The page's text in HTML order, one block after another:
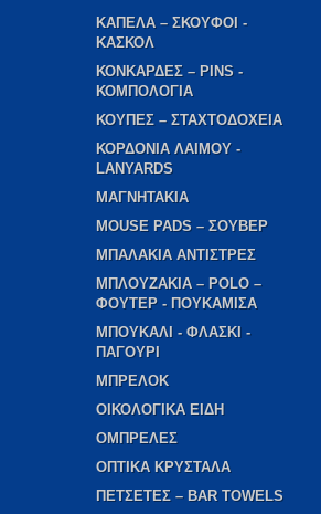
ΚΑΠΕΛΑ – ΣΚΟΥΦΟΙ -
ΚΑΣΚΟΛ
ΚΟΝΚΑΡΔΕΣ – PINS -
ΚΟΜΠΟΛΟΓΙΑ
ΚΟΥΠΕΣ – ΣΤΑΧΤΟΔΟΧΕΙΑ
ΚΟΡΔΟΝΙΑ ΛΑΙΜΟΥ -
LANYARDS
ΜΑΓΝΗΤΑΚΙΑ
MOUSE PADS – ΣΟΥΒΕΡ
ΜΠΑΛΑΚΙΑ ΑΝΤΙΣΤΡΕΣ
ΜΠΛΟΥΖΑΚΙΑ – POLO –
ΦΟΥΤΕΡ - ΠΟΥΚΑΜΙΣΑ
ΜΠΟΥΚΑΛΙ - ΦΛΑΣΚΙ -
ΠΑΓΟΥΡΙ
ΜΠΡΕΛΟΚ
ΟΙΚΟΛΟΓΙΚΑ ΕΙΔΗ
ΟΜΠΡΕΛΕΣ
ΟΠΤΙΚΑ ΚΡΥΣΤΑΛΑ
ΠΕΤΣΕΤΕΣ – BAR TOWELS